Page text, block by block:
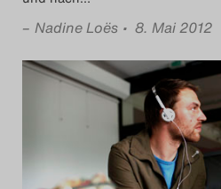
– Nadine Loës • 8. Mai 2012